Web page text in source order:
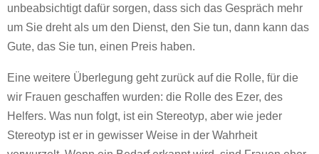
unbeabsichtigt dafür sorgen, dass sich das Gespräch mehr
um Sie dreht als um den Dienst, den Sie tun, dann kann das
Gute, das Sie tun, einen Preis haben.
Eine weitere Überlegung geht zurück auf die Rolle, für die
wir Frauen geschaffen wurden: die Rolle des Ezer, des
Helfers. Was nun folgt, ist ein Stereotyp, aber wie jeder
Stereotyp ist er in gewisser Weise in der Wahrheit